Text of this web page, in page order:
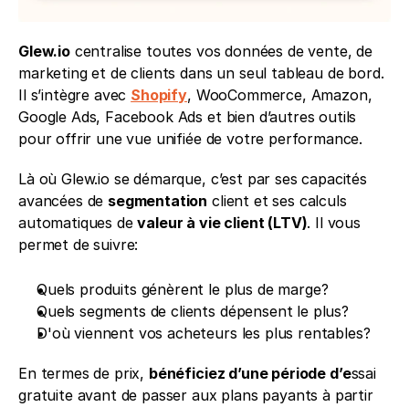
Glew.io centralise toutes vos données de vente, de
marketing et de clients dans un seul tableau de bord.
Il s’intègre avec Shopify, WooCommerce, Amazon,
Google Ads, Facebook Ads et bien d’autres outils
pour offrir une vue unifiée de votre performance.
Là où Glew.io se démarque, c’est par ses capacités
avancées de segmentation client et ses calculs
automatiques de valeur à vie client (LTV). Il vous
permet de suivre:
Quels produits génèrent le plus de marge?
Quels segments de clients dépensent le plus?
D'où viennent vos acheteurs les plus rentables?
En termes de prix, bénéficiez d’une période d’essai
gratuite avant de passer aux plans payants à partir